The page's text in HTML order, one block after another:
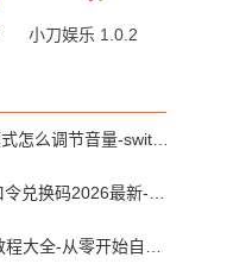
小刀娱乐 1.0.2